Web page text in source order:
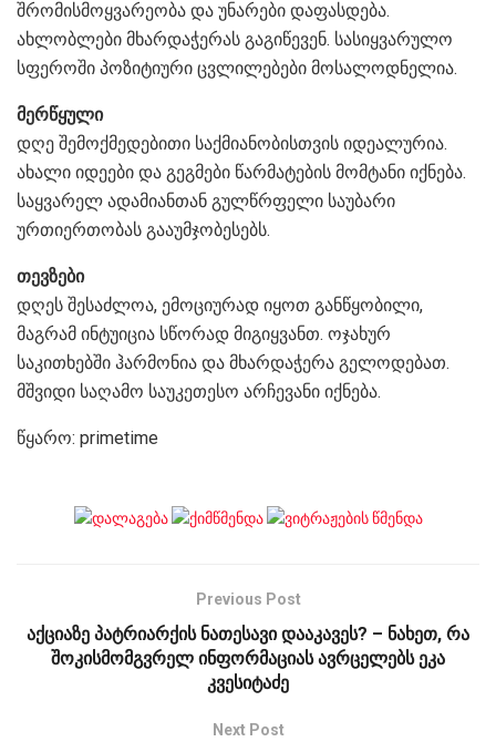
შრომისმოყვარეობა და უნარები დაფასდება.
ახლობლები მხარდაჭერას გაგიწევენ. სასიყვარულო
სფეროში პოზიტიური ცვლილებები მოსალოდნელია.
მერწყული
დღე შემოქმედებითი საქმიანობისთვის იდეალურია.
ახალი იდეები და გეგმები წარმატების მომტანი იქნება.
საყვარელ ადამიანთან გულწრფელი საუბარი
ურთიერთობას გააუმჯობესებს.
თევზები
დღეს შესაძლოა, ემოციურად იყოთ განწყობილი,
მაგრამ ინტუიცია სწორად მიგიყვანთ. ოჯახურ
საკითხებში ჰარმონია და მხარდაჭერა გელოდებათ.
მშვიდი საღამო საუკეთესო არჩევანი იქნება.
წყარო: primetime
Previous Post
აქციაზე პატრიარქის ნათესავი დააკავეს? – ნახეთ, რა
შოკისმომგვრელ ინფორმაციას ავრცელებს ეკა
კვესიტაძე
Next Post